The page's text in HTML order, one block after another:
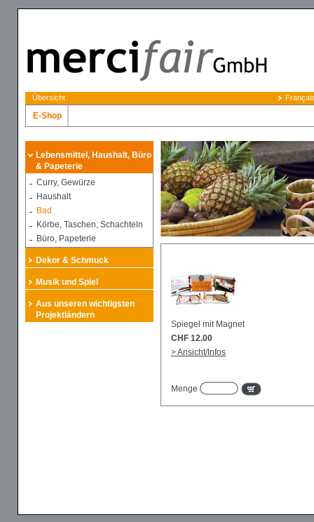
Übersicht
E-Shop
Lebensmittel, Haushalt, Büro
& Papeterie
Curry, Gewürze
Haushalt
Bad
Körbe, Taschen, Schachteln
Büro, Papeterie
Dekor & Schmuck
Musik und Spiel
Aus unseren wichtigsten
Projektländern
Spiegel mit Magnet
CHF 12.00
> Ansicht/Infos
Menge